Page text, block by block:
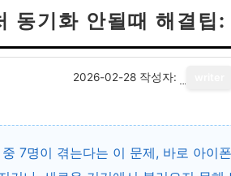
동기화 안될때 해결팁
2026-02-28 작성자:
7명이 겪는다는 이 문제, 바로 아이